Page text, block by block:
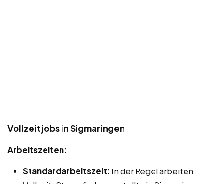
Vollzeitjobs in Sigmaringen
Arbeitszeiten:
Standardarbeitszeit: In der Regel arbeiten